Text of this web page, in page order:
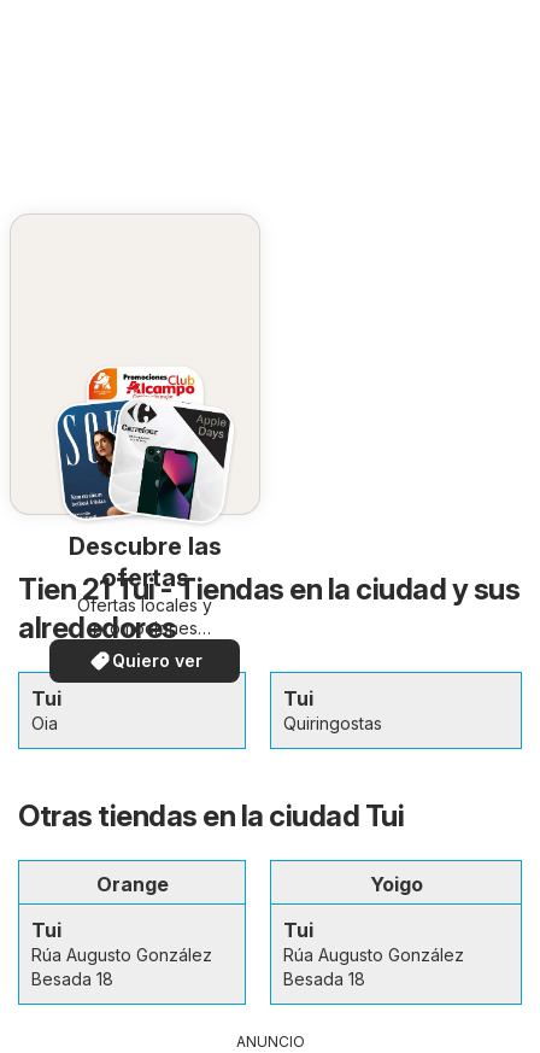
Descubre las
ofertas
Ofertas locales y
promociones
especiales.
Quiero ver
Tien 21 Tui - Tiendas en la ciudad y sus
alrededores
Tui
Oia
Tui
Quiringostas
Otras tiendas en la ciudad Tui
Orange
Tui
Rúa Augusto González
Besada 18
Yoigo
Tui
Rúa Augusto González
Besada 18
ANUNCIO